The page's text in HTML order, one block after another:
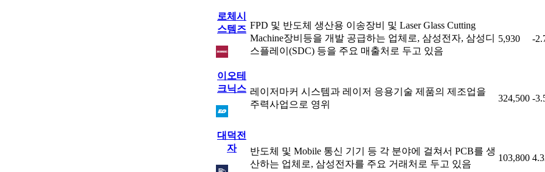
로체시
스템즈 FPD 및 반도체 생산용 이송장비 및 Laser Glass Cutting
Machine장비등을 개발 공급하는 업체로, 삼성전자, 삼성디
스플레이(SDC) 등을 주요 매출처로 두고 있음
5,930 -
이오테
크닉스 레이저마커 시스템과 레이저 응용기술 제품의 제조업을
주력사업으로 영위
324,500 -
대덕전
자
반도체 및 Mobile 통신 기기 등 각 분야에 걸쳐서 PCB를 생
산하는 업체로, 삼성전자를 주요 거래처로 두고 있음
103,800